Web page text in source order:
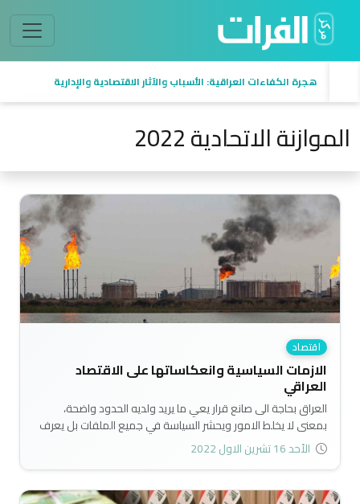
هجرة الكفاءات العراقية: الأسباب والآثار الاقتصادية والإدارية
الموازنة الاتحادية 2022
اقتصاد
الازمات السياسية وانعكاساتها على الاقتصاد
العراقي
العراق بحاجة الى صانع قرار يعي ما يريد ولديه الحدود واضحة،
بمعنى لا يخلط الامور ويحشر السياسة في جميع الملفات بل يعرف
ويحترف توزيع الملفات والمهام، إي يعيد الملفات لأصحاب
الاختصاص حيث يولي الاقتصاد لخبراء الاقتصاد، والصحة لخبراء
الصحة وهكذا لبقية الملف، إذ لا يمكن أن تحصل على نتائج مختلفة
باتباع نفس الطريقة كما يقول انشتاين..
الأحد 16 تشرين الاول 2022